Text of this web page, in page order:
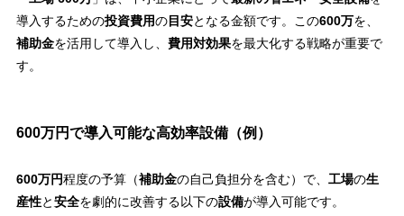
導入するための投資費用の目安となる金額です。この600万を、
補助金を活用して導入し、 費用対効果を最大化する戦略が重要で
す。
600万円で導入可能な高効率設備（例）
600万円程度の予算（補助金の自己負担分を含む）で、 工場の生
産性と安全を劇的に改善する以下の設備が導入可能です。